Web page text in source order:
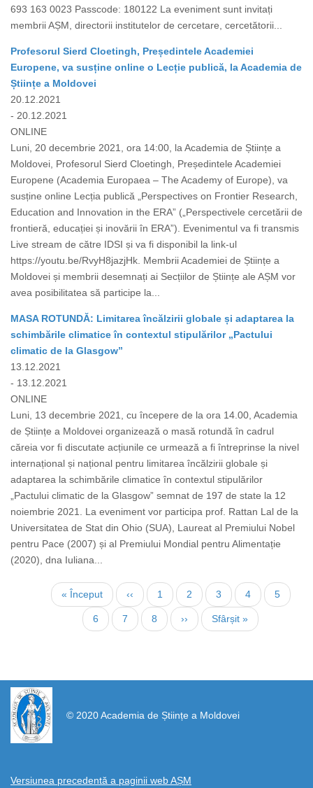
693 163 0023 Passcode: 180122 La eveniment sunt invitați
membrii AȘM, directorii institutelor de cercetare, cercetătorii...
Profesorul Sierd Cloetingh, Președintele Academiei
Europene, va susține online o Lecție publică, la Academia de
Științe a Moldovei
20.12.2021
- 20.12.2021
ONLINE
Luni, 20 decembrie 2021, ora 14:00, la Academia de Științe a
Moldovei, Profesorul Sierd Cloetingh, Președintele Academiei
Europene (Academia Europaea – The Academy of Europe), va
susține online Lecția publică „Perspectives on Frontier Research,
Education and Innovation in the ERA” („Perspectivele cercetării de
frontieră, educației și inovării în ERA”). Evenimentul va fi transmis
Live stream de către IDSI și va fi disponibil la link-ul
https://youtu.be/RvyH8jazjHk. Membrii Academiei de Științe a
Moldovei și membrii desemnați ai Secțiilor de Științe ale AȘM vor
avea posibilitatea să participe la...
MASA ROTUNDĂ: Limitarea încălzirii globale și adaptarea la
schimbările climatice în contextul stipulărilor „Pactului
climatic de la Glasgow”
13.12.2021
- 13.12.2021
ONLINE
Luni, 13 decembrie 2021, cu începere de la ora 14.00, Academia
de Științe a Moldovei organizează o masă rotundă în cadrul
căreia vor fi discutate acțiunile ce urmează a fi întreprinse la nivel
internațional și național pentru limitarea încălzirii globale și
adaptarea la schimbările climatice în contextul stipulărilor
„Pactului climatic de la Glasgow” semnat de 197 de state la 12
noiembrie 2021. La eveniment vor participa prof. Rattan Lal de la
Universitatea de Stat din Ohio (SUA), Laureat al Premiului Nobel
pentru Pace (2007) și al Premiului Mondial pentru Alimentație
(2020), dna Iuliana...
Нумерация
страниц
Первая
страница
« Început ←
‹‹ Страница
1 Страница
2 Страница
3 Страница
4 5
Страница
6 Страница
7 Страница
8
Следующая
страница
››
Последняя
страница
Sfârșit »
© 2020 Academia de Științe a Moldovei
Versiunea precedentă a paginii web AȘM
https://propletenie.ru/